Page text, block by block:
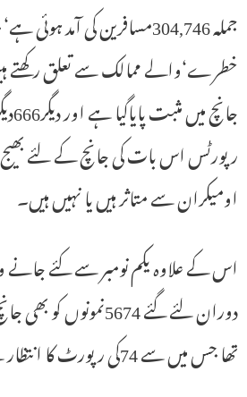
رپورٹس اس بات کی جانچ کے لئے بھیج
اومیکران سے متاثر ہیں یا نہیں ہیں۔
اس کے علاوہ یکم نومبر سے کئے
دوران لئے گئے
تھا جس میں سے 74کی رپورٹ کا انتظار ہے۔